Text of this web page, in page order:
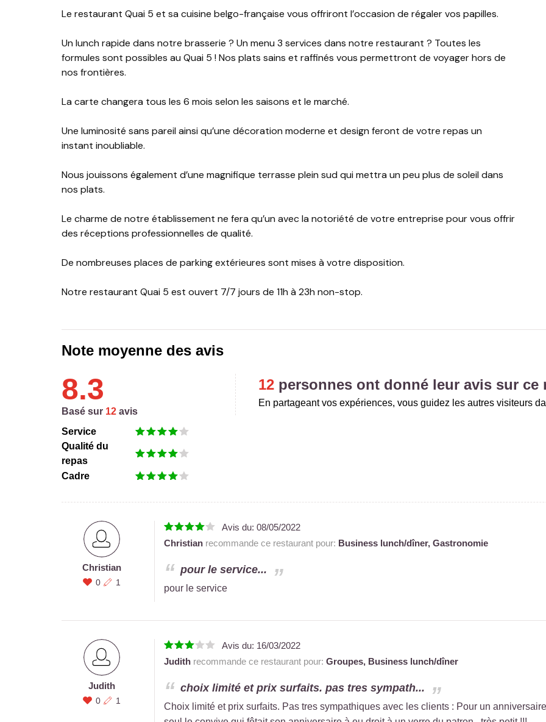
Le restaurant Quai 5 et sa cuisine belgo-française vous offriront l’occasion de régaler vos papilles.
Un lunch rapide dans notre brasserie ? Un menu 3 services dans notre restaurant ? Toutes les
formules sont possibles au Quai 5 ! Nos plats sains et raffinés vous permettront de voyager hors de
nos frontières.
La carte changera tous les 6 mois selon les saisons et le marché.
Une luminosité sans pareil ainsi qu’une décoration moderne et design feront de votre repas un
instant inoubliable.
Nous jouissons également d’une magnifique terrasse plein sud qui mettra un peu plus de soleil dans
nos plats.
Le charme de notre établissement ne fera qu’un avec la notoriété de votre entreprise pour vous offrir
des réceptions professionnelles de qualité.
De nombreuses places de parking extérieures sont mises à votre disposition.
Notre restaurant Quai 5 est ouvert 7/7 jours de 11h à 23h non-stop.
Note moyenne des avis
8.3
Basé sur 12 avis
Service
Qualité du
repas
Cadre
12 personnes ont donné leur avis sur ce
En partageant vos expériences, vous guidez les autres visiteurs
Christian
0 1
Avis du: 08/05/2022
Christianrecommande ce restaurant pour: Business lunch/dîner, Gastronomie
pour le service...
pour le service
Judith
0 1
Avis du: 16/03/2022
Judithrecommande ce restaurant pour: Groupes, Business lunch/dîner
choix limité et prix surfaits. pas tres sympath...
Choix limité et prix surfaits. Pas tres sympathiques avec les clients : Pour un